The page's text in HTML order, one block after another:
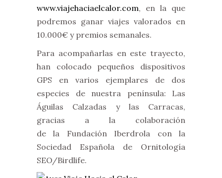
www.viajehaciaelcalor.com, en la que
podremos ganar viajes valorados en
10.000€ y premios semanales.
Para acompañarlas en este trayecto,
han colocado pequeños dispositivos
GPS en varios ejemplares de dos
especies de nuestra península: Las
Águilas Calzadas y las Carracas,
gracias a la colaboración
de la Fundación Iberdrola con la
Sociedad Española de Ornitología
SEO/Birdlife.